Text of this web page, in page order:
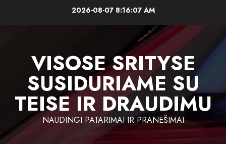
2026-08-07 8:16:08 AM
VISOSE SRITYSE
SUSIDURIAME SU
TEISE IR DRAUDIMU
NAUDINGI PATARIMAI IR PRANEŠIMAI